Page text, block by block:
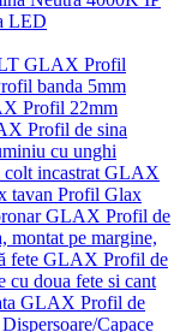
LED
GLAX Profil
banda 5mm
Profil 22mm
Profil de sina
cu unghi
colt incastrat GLAX
tavan Profil Glax
GLAX Profil de
montat pe margine,
fete GLAX Profil de
cu doua fete si cant
GLAX Profil de
Dispersoare/Capace